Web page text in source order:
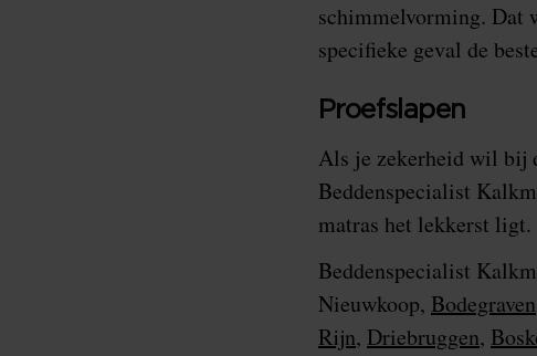
schimmelvorming. Dat
specifieke geval de
Proefslapen
Als je zekerheid wil bij
Beddenspecialist
matras het lekkerst ligt.
Beddenspecialist
Nieuwkoop, Bodegraven
Rijn, Driebruggen,